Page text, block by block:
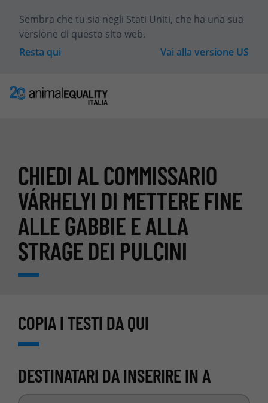
Sembra che tu sia negli Stati Uniti, che ha una sua
versione di questo sito web.
Resta qui
Vai alla versione US
CHIEDI AL COMMISSARIO
VÁRHELYI DI METTERE FINE
ALLE GABBIE E ALLA
STRAGE DEI PULCINI
COPIA I TESTI DA QUI
DESTINATARI DA INSERIRE IN A